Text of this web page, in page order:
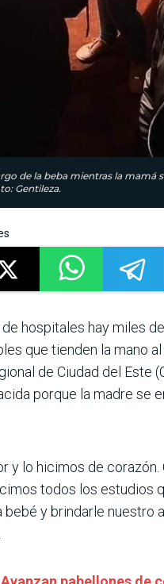
de la beba mientras la
Gentileza.
hospitales hay miles
que tienden la mano
de Ciudad del Este
porque la madre se
y lo hicimos de
todos los estudios
bebé y brindarle nuestro